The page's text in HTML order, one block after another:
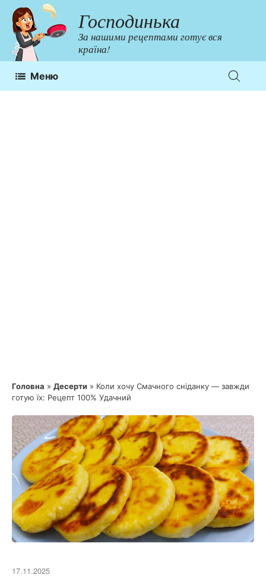
Перейти
до
контенту
Господинька
За нашими рецептами готує вся
країна!
Меню
Головна » Десерти » Коли хочу Смачного сніданку — завжди
готую їх: Рецепт 100% Удачний
17.11.2025